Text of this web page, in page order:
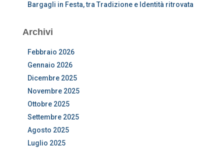
Bargagli in Festa, tra Tradizione e Identità ritrovata
Archivi
Febbraio 2026
Gennaio 2026
Dicembre 2025
Novembre 2025
Ottobre 2025
Settembre 2025
Agosto 2025
Luglio 2025